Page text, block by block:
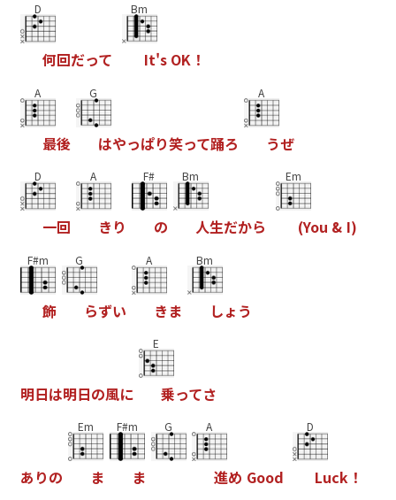
D
何回だって
Bm
It's OK ！
A
最後
G
はやっぱり笑って踊ろ
A
うぜ
D
一回
A
き り
F#
の
Bm
人生だから
Em
(You & I)
F#m
飾
G
らずい
A
き ま
Bm
しょ う
明日は明日の風に
E
乗ってさ
あ りの
Em
ま
F#m
ま
G A
進め Good
D
Luck ！